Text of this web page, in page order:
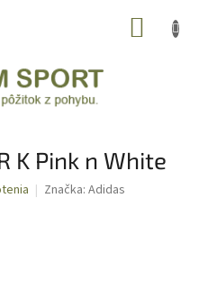
K Pink n White
Značka: Adidas